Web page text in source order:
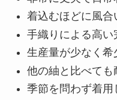
着込むほどに風合
手織りによる高い
生産量が少なく希
他の紬と比べても
季節を問わず着